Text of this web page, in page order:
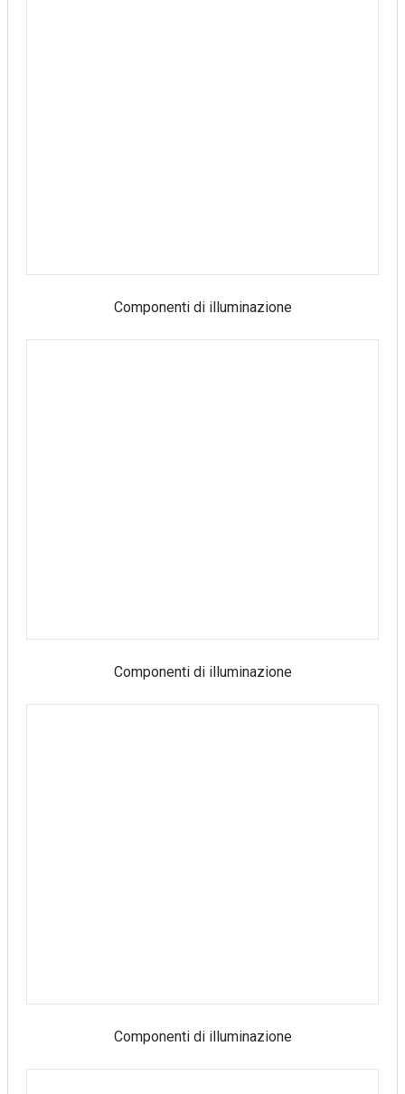
Componenti di illuminazione
Componenti di illuminazione
Componenti di illuminazione